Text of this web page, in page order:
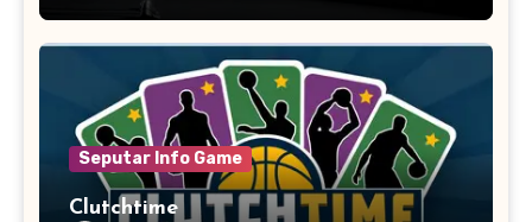
Seputar Info Game
Clutchtime